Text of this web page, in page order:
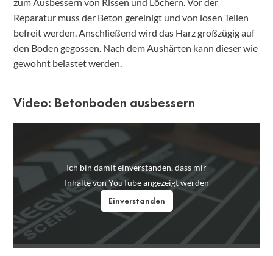
Reparatur muss der Beton gereinigt und von losen Teilen
befreit werden. Anschließend wird das Harz großzügig auf
den Boden gegossen. Nach dem Aushärten kann dieser wie
gewohnt belastet werden.
Video: Betonboden ausbessern
Ich bin damit einverstanden, dass mir
Inhalte von YouTube angezeigt werden
Einverstanden